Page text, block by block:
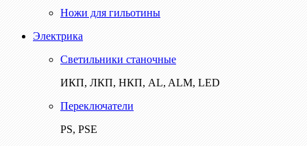
Ножи для гильотины
Электрика
Светильники станочные
ИКП, ЛКП, НКП, AL, ALM, LED
Переключатели
PS, PSE